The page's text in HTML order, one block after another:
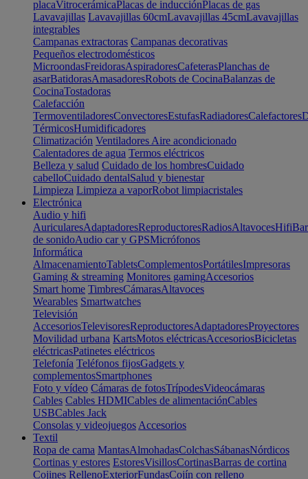
placaVitrocerámicaPlacas de inducciónPlacas de gas
Lavavajillas Lavavajillas 60cmLavavajillas 45cmLavavajillas
integrables
Campanas extractoras Campanas decorativas
Pequeños electrodomésticos
MicroondasFreidorasAspiradoresCafeterasPlanchas de
asarBatidorasAmasadoresRobots de CocinaBalanzas de
CocinaTostadoras
Calefacción
TermoventiladoresConvectoresEstufasRadiadoresCalefactores
TérmicosHumidificadores
Climatización Ventiladores Aire acondicionado
Calentadores de agua Termos eléctricos
Belleza y salud Cuidado de los hombresCuidado
cabelloCuidado dentalSalud y bienestar
Limpieza Limpieza a vaporRobot limpiacristales
Electrónica
Audio y hifi
AuricularesAdaptadoresReproductoresRadiosAltavocesHifi
de sonidoAudio car y GPSMicrófonos
Informática
AlmacenamientoTabletsComplementosPortátilesImpresoras
Gaming & streaming Monitores gamingAccesorios
Smart home TimbresCámarasAltavoces
Wearables Smartwatches
Televisión
AccesoriosTelevisoresReproductoresAdaptadoresProyectores
Movilidad urbana KartsMotos eléctricasAccesoriosBicicletas
eléctricasPatinetes eléctricos
Telefonía Teléfonos fijosGadgets y
complementosSmartphones
Foto y vídeo Cámaras de fotosTrípodesVideocámaras
Cables Cables HDMICables de alimentaciónCables
USBCables Jack
Consolas y videojuegos Accesorios
Textil
Ropa de cama MantasAlmohadasColchasSábanasNórdicos
Cortinas y estores EstoresVisillosCortinasBarras de cortina
Cojines RellenoExteriorFundasCojín con relleno